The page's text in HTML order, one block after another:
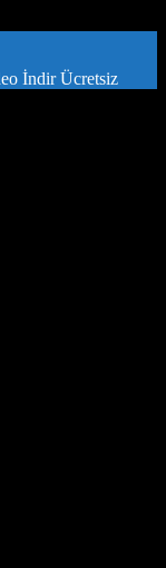
İndir Ücretsiz